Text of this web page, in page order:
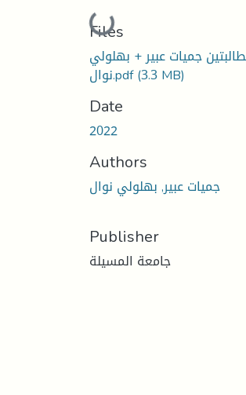
Loading...
Files
جميات عبير + بهلولي
نوال.pdf(3.3 MB)
Date
2022
Authors
جميات عبير, بهلولي نوال
Publisher
جامعة المسيلة